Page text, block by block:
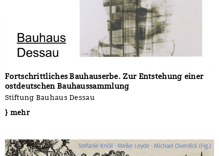
Fortschrittliches Bauhauserbe. Zur Entstehung einer
ostdeutschen Bauhaussammlung
Stiftung Bauhaus Dessau
} mehr